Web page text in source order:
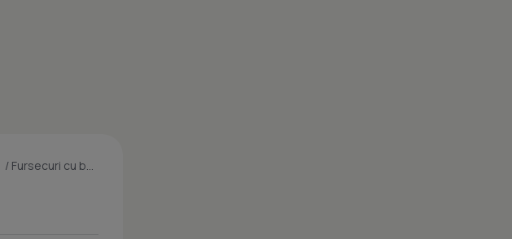
/ Fursecuri cu bezea si crema (butoiasi)